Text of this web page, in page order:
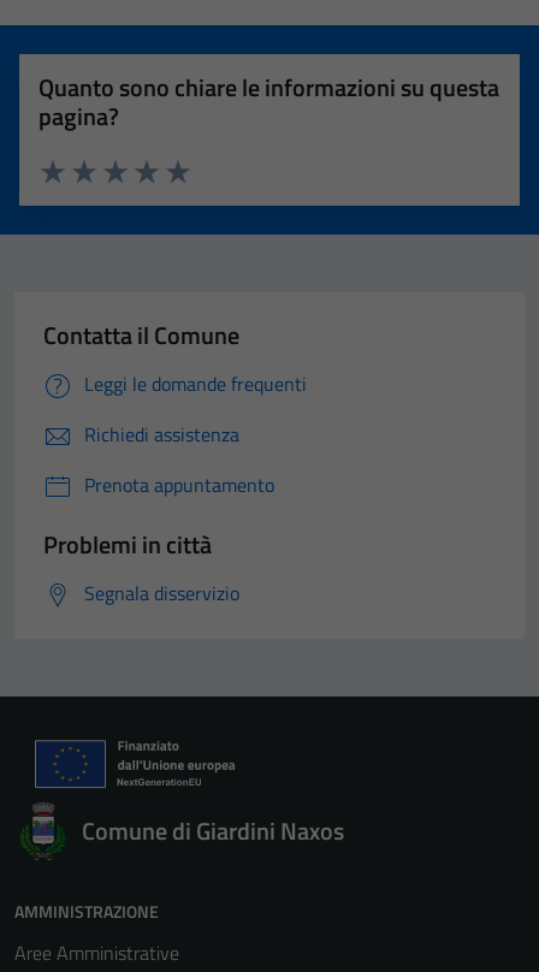
Quanto sono chiare le informazioni su questa
pagina?
Valuta 5 stelle su 5
Valuta 4 stelle su 5
Valuta 3 stelle su 5
Valuta 2 stelle su 5
Valuta 1 stelle su 5
Contatta il Comune
Leggi le domande frequenti
Richiedi assistenza
Prenota appuntamento
Problemi in città
Segnala disservizio
Comune di Giardini Naxos
AMMINISTRAZIONE
Aree Amministrative